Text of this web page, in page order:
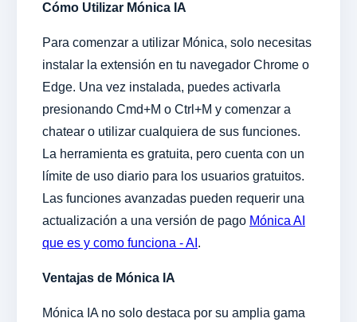
Cómo Utilizar Mónica IA
Para comenzar a utilizar Mónica, solo necesitas
instalar la extensión en tu navegador Chrome o
Edge. Una vez instalada, puedes activarla
presionando Cmd+M o Ctrl+M y comenzar a
chatear o utilizar cualquiera de sus funciones.
La herramienta es gratuita, pero cuenta con un
límite de uso diario para los usuarios gratuitos.
Las funciones avanzadas pueden requerir una
actualización a una versión de pago Mónica AI
que es y como funciona - AI .
Ventajas de Mónica IA
Mónica IA no solo destaca por su amplia gama